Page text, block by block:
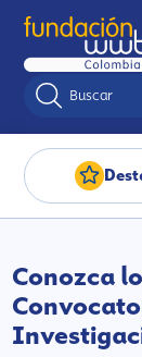
Conozca